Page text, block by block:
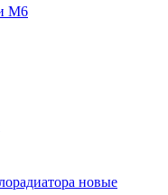
М6
новые